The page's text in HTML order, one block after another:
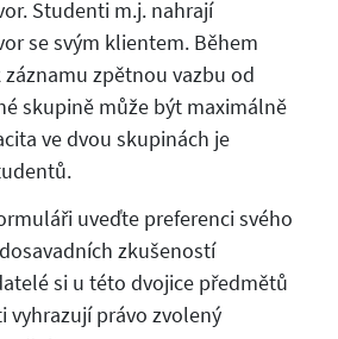
Studenti m.j. nahrají
se svým klientem. Během
zpětnou vazbu od
skupině může být maximálně
ve dvou skupinách je
uveďte preferenci svého
zkušeností
si u této dvojice předmětů
vyhrazují právo zvolený